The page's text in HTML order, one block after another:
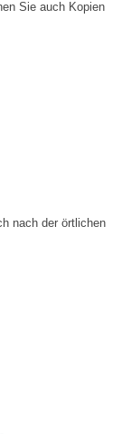
Sie auch Kopien
nach der örtlichen